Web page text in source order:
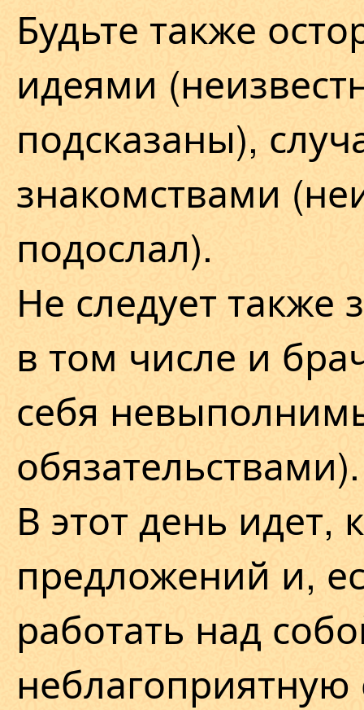
Будьте также
идеями
подсказаны),
знакомствами
подослал).
Не следует также
в том числе и
себя
обязательствами).
В этот день идет,
предложений и,
работать над